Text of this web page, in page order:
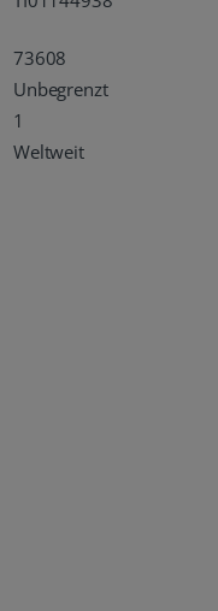
73608
Unbegrenzt
1
Weltweit